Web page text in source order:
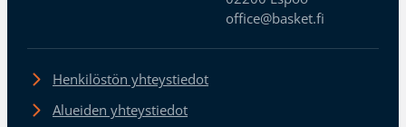
office@basket.fi
Henkilöstön yhteystiedot
Alueiden yhteystiedot